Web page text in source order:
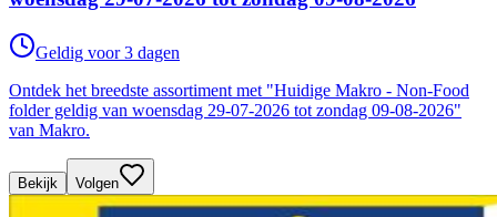
Geldig voor 3 dagen
Ontdek het breedste assortiment met "Huidige Makro - Non-Food
folder geldig van woensdag 29-07-2026 tot zondag 09-08-2026"
van Makro.
Bekijk Volgen